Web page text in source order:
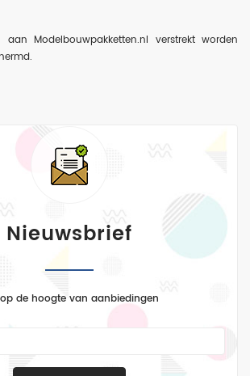
aan Modelbouwpakketten.nl verstrekt worden
Nieuwsbrief
de hoogte van aanbiedingen